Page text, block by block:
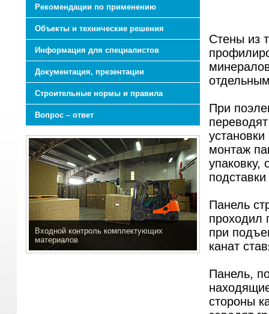
Рекомендации по применению
Объекты и технические решения
Информация для специалистов
Документация, презентации
Строительные нормы и правила
Вопрос – ответ
Входной контроль комплектующих
материалов
Стены из
При
монтаж
упаковку,
Панель
проходил
при
канат
Панель,
стороны